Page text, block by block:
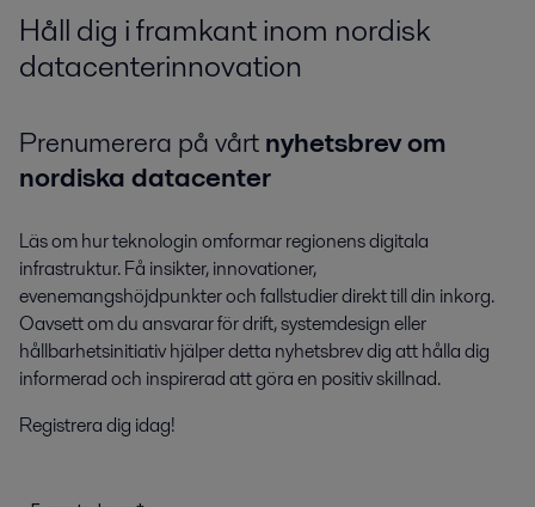
Håll dig i framkant inom nordisk
datacenterinnovation
Prenumerera på vårtnyhetsbrev om
nordiska datacenter
Läs om hur teknologin omformar regionens digitala
infrastruktur. Få insikter, innovationer,
evenemangshöjdpunkter och fallstudier direkt till din inkorg.
Oavsett om du ansvarar för drift, systemdesign eller
hållbarhetsinitiativ hjälper detta nyhetsbrev dig att hålla dig
informerad och inspirerad att göra en positiv skillnad.
Registrera dig idag!